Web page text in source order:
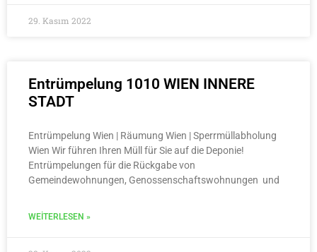
29. Kasım 2022
Entrümpelung 1010 WIEN INNERE
STADT​
Entrümpelung Wien | Räumung Wien | Sperrmüllabholung
Wien Wir führen Ihren Müll für Sie auf die Deponie!
Entrümpelungen für die Rückgabe von
Gemeindewohnungen, Genossenschaftswohnungen und
WEITERLESEN »